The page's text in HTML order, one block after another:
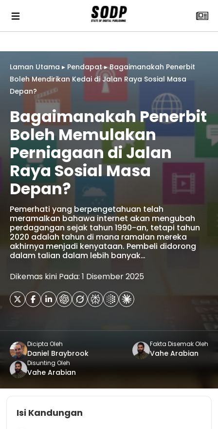
Laman Utama ▸ Pendapat▸Bagaimanakah Penerbit
Boleh Mendirikan Kedai di Jalan Raya Sosial Masa
Depan?
Bagaimanakah Penerbit
Boleh Memulakan
Perniagaan di Jalan
Raya Sosial Masa
Depan?
Pemerhati yang berpengetahuan telah
meramalkan bahawa internet akan mengubah
perdagangan sejak tahun 1990-an, tetapi tahun
2020 adalah tahun di mana ramalan mereka
akhirnya menjadi kenyataan. Pembeli didorong
dalam talian dalam lebih banyak…
Dikemas kini Pada: 1 Disember 2025
Dicipta Oleh
Daniel Braybrook
Fakta Disemak Oleh
Vahe Arabian
Disunting Oleh
Vahe Arabian
Isi Kandungan